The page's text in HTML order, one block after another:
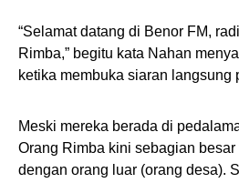
“Selamat datang di Benor FM,
Rimba,” begitu kata Nahan
ketika membuka siaran langsung
Meski mereka berada di
Orang Rimba kini sebagian
dengan orang luar (orang desa).